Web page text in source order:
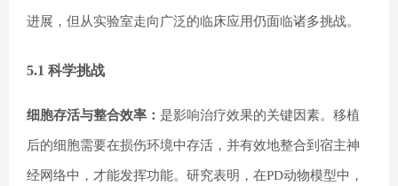
进展，但从实验室走向广泛的临床应用仍面临诸多挑战。
5.1 科学挑战
细胞存活与整合效率： 是影响治疗效果的关键因素。移植
后的细胞需要在损伤环境中存活，并有效地整合到宿主神
经网络中，才能发挥功能。研究表明，在PD动物模型中，